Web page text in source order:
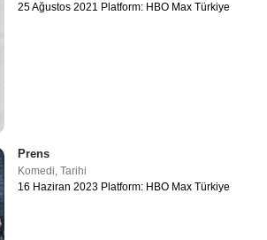
25 Ağustos 2021 Platform: HBO Max Türkiye
Prens
Komedi,Tarihi
16 Haziran 2023 Platform: HBO Max Türkiye